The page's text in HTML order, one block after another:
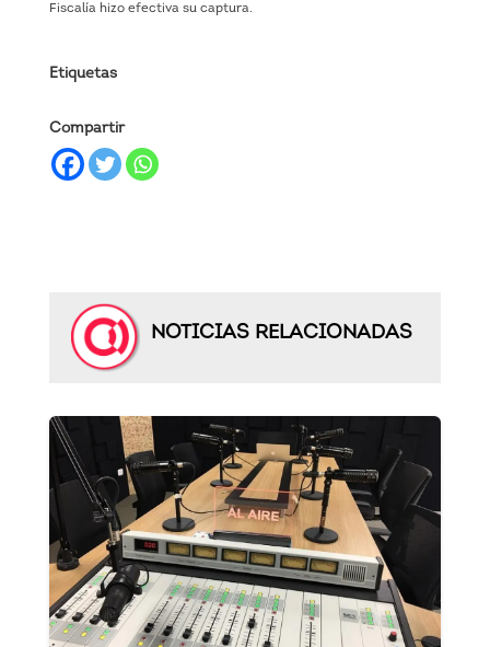
Fiscalía hizo efectiva su captura.
Etiquetas
Compartir
NOTICIAS RELACIONADAS